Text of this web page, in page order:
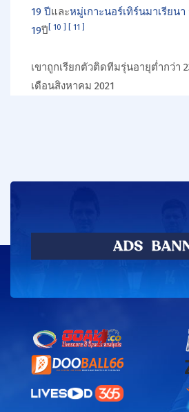
19 ปีและหมู่เกาะนอร์เทิร์นมาเรียน
19ปี 10 11
เขาถูกเรียกตัวติดทีมรุ่นอายุต่ำกว่า
เดือนสิงหาคม 2021